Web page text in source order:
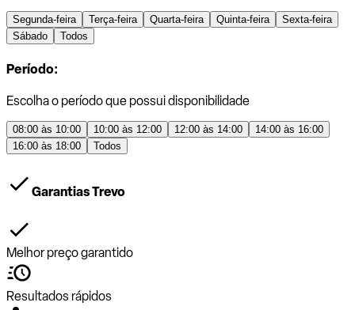
Segunda-feira Terça-feira Quarta-feira Quinta-feira
Sexta-feira
Sábado
Todos
Período:
Escolha o período que possui disponibilidade
08:00 às 10:00 10:00 às 12:00 12:00 às 14:00
14:00 às 16:00
16:00 às 18:00
Todos
Garantias Trevo
Melhor preço garantido
Resultados rápidos